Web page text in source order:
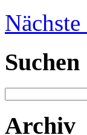
Suchen
Archiv